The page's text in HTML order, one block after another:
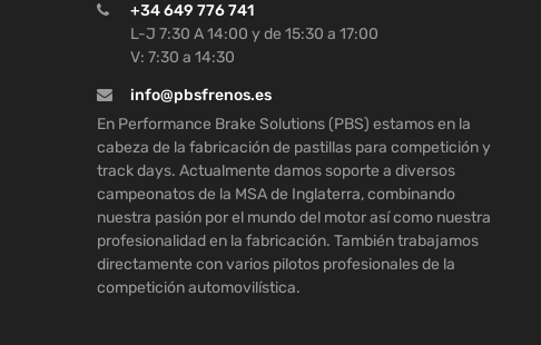
+34 649 776 741
L-J 7:30 A 14:00 y de 15:30 a 17:00
V: 7:30 a 14:30
info@pbsfrenos.es
En Performance Brake Solutions (PBS) estamos en la
cabeza de la fabricación de pastillas para competición y
track days. Actualmente damos soporte a diversos
campeonatos de la MSA de Inglaterra, combinando
nuestra pasión por el mundo del motor así como nuestra
profesionalidad en la fabricación. También trabajamos
directamente con varios pilotos profesionales de la
competición automovilística.